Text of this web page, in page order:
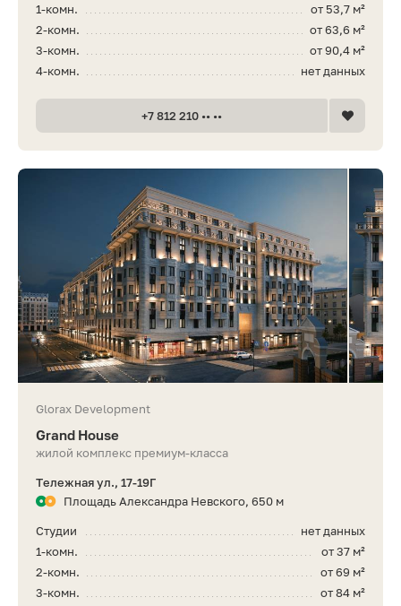
от 53,7 м²
1-комн.
от 63,6 м²
2-комн.
от 90,4 м²
3-комн.
нет данных
4-комн.
+7 812 210 •• ••
Glorax Development
Grand House
жилой комплекс премиум-класса
Тележная ул., 17-19Г
Площадь Александра Невского, 650 м
нет данных
Студии
от 37 м²
1-комн.
от 69 м²
2-комн.
от 84 м²
3-комн.